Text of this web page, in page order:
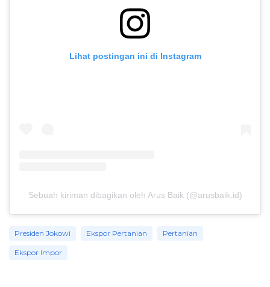
Lihat postingan ini di Instagram
Sebuah kiriman dibagikan oleh Arus Baik (@arusbaik.id)
Presiden Jokowi Ekspor Pertanian Pertanian
Ekspor Impor